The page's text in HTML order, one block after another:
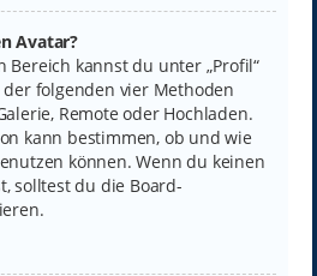
Avatar?
Bereich kannst du unter „Profil“
folgenden vier Methoden
Remote oder Hochladen.
kann bestimmen, ob und wie
können. Wenn du keinen
solltest du die Board-